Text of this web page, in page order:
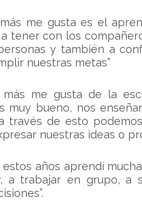
me gusta es el
tener con los
y también a
nuestras metas”
más me gusta de la
muy bueno, nos
través de esto
nuestras ideas o
estos años aprendí
a trabajar en grupo, a